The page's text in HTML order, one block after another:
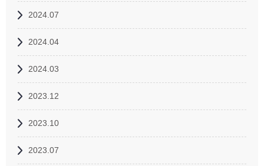
2024.07
2024.04
2024.03
2023.12
2023.10
2023.07